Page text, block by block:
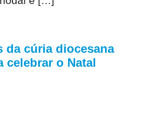
da cúria diocesana
celebrar o Natal